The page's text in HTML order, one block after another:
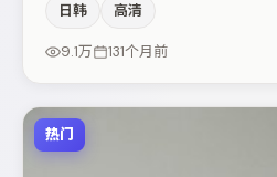
马丽、周迅等，角色动机前后呼
的观众。若你偏爱强类型与清晰
日韩 高清
9.1万 131个月前
热门